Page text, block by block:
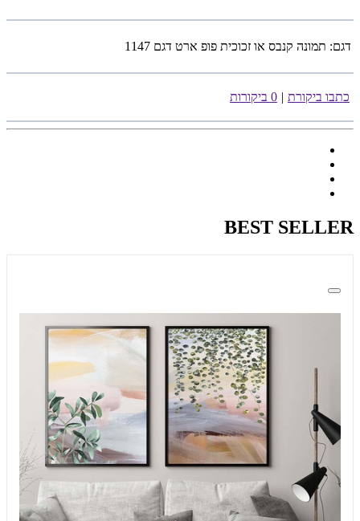
דגם: תמונה קנבס או זכוכית פופ ארט דגם 1147
כתבו ביקורת | 0 ביקורות
BEST SELLER